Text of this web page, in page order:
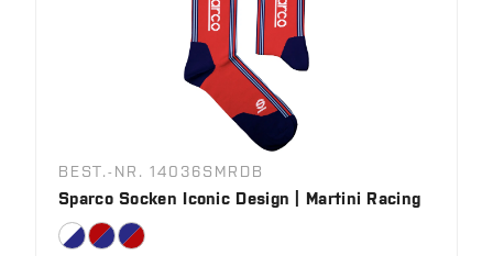
BEST.-NR. 14036SMRDB
Sparco Socken Iconic Design | Martini Racing